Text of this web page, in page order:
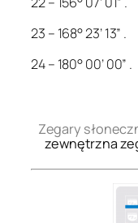
23 – 168° 23’ 13” .
24 – 180° 00’ 00” .
Zegary
zewnętrzna